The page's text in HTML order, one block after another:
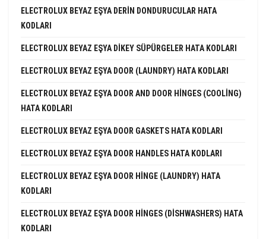
ELECTROLUX BEYAZ EŞYA DERIN DONDURUCULAR HATA
KODLARI
ELECTROLUX BEYAZ EŞYA DIKEY SÜPÜRGELER HATA KODLARI
ELECTROLUX BEYAZ EŞYA DOOR (LAUNDRY) HATA KODLARI
ELECTROLUX BEYAZ EŞYA DOOR AND DOOR HINGES (COOLING)
HATA KODLARI
ELECTROLUX BEYAZ EŞYA DOOR GASKETS HATA KODLARI
ELECTROLUX BEYAZ EŞYA DOOR HANDLES HATA KODLARI
ELECTROLUX BEYAZ EŞYA DOOR HINGE (LAUNDRY) HATA
KODLARI
ELECTROLUX BEYAZ EŞYA DOOR HINGES (DISHWASHERS) HATA
KODLARI